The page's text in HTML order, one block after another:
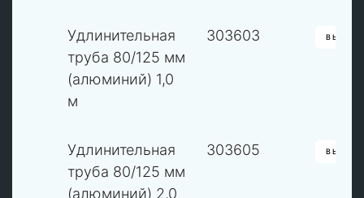
Удлинительная
труба 80/125 мм
(алюминий) 1,0
м
303603
Удлинительная
труба 80/125 мм
(алюминий) 2,0
303605